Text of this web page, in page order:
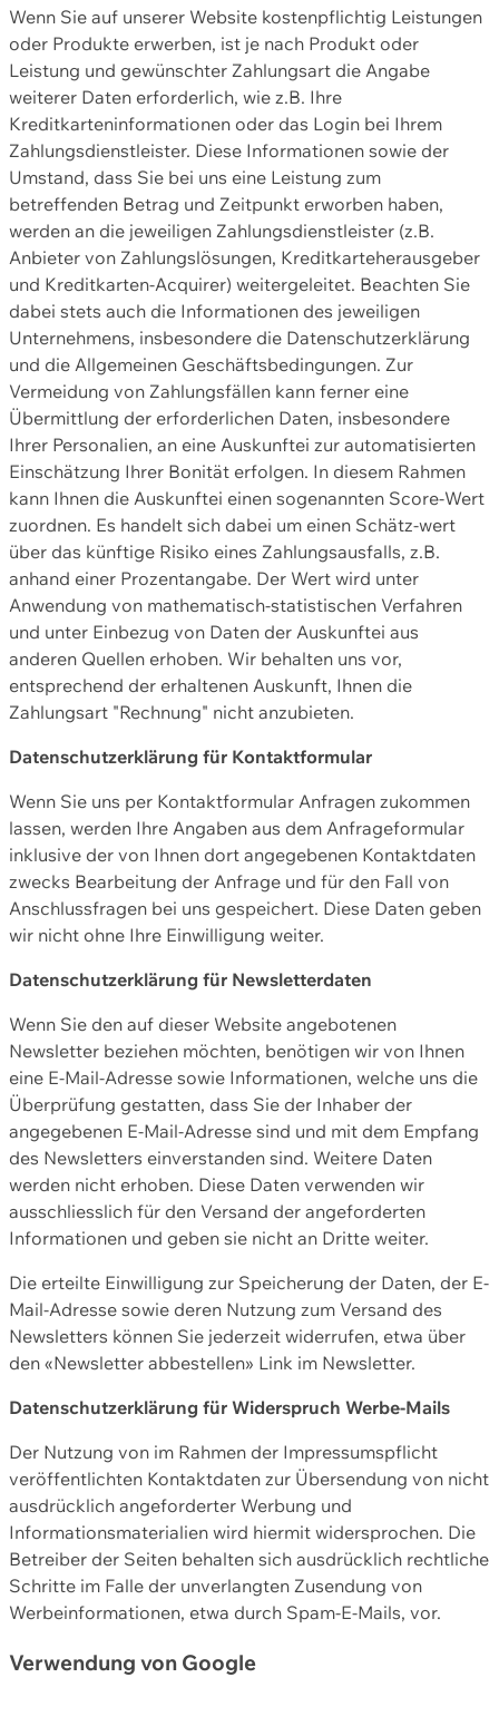
Wenn Sie auf unserer Website kostenpflichtig Leistungen
oder Produkte erwerben, ist je nach Produkt oder
Leistung und gewünschter Zahlungsart die Angabe
weiterer Daten erforderlich, wie z.B. Ihre
Kreditkarteninformationen oder das Login bei Ihrem
Zahlungsdienstleister. Diese Informationen sowie der
Umstand, dass Sie bei uns eine Leistung zum
betreffenden Betrag und Zeitpunkt erworben haben,
werden an die jeweiligen Zahlungsdienstleister (z.B.
Anbieter von Zahlungslösungen, Kreditkarteherausgeber
und Kreditkarten-Acquirer) weitergeleitet. Beachten Sie
dabei stets auch die Informationen des jeweiligen
Unternehmens, insbesondere die Datenschutzerklärung
und die Allgemeinen Geschäftsbedingungen. Zur
Vermeidung von Zahlungsfällen kann ferner eine
Übermittlung der erforderlichen Daten, insbesondere
Ihrer Personalien, an eine Auskunftei zur automatisierten
Einschätzung Ihrer Bonität erfolgen. In diesem Rahmen
kann Ihnen die Auskunftei einen sogenannten Score-Wert
zuordnen. Es handelt sich dabei um einen Schätz-wert
über das künftige Risiko eines Zahlungsausfalls, z.B.
anhand einer Prozentangabe. Der Wert wird unter
Anwendung von mathematisch-statistischen Verfahren
und unter Einbezug von Daten der Auskunftei aus
anderen Quellen erhoben. Wir behalten uns vor,
entsprechend der erhaltenen Auskunft, Ihnen die
Zahlungsart "Rechnung" nicht anzubieten.
Datenschutzerklärung für Kontaktformular
Wenn Sie uns per Kontaktformular Anfragen zukommen
lassen, werden Ihre Angaben aus dem Anfrageformular
inklusive der von Ihnen dort angegebenen Kontaktdaten
zwecks Bearbeitung der Anfrage und für den Fall von
Anschlussfragen bei uns gespeichert. Diese Daten geben
wir nicht ohne Ihre Einwilligung weiter.
Datenschutzerklärung für Newsletterdaten
Wenn Sie den auf dieser Website angebotenen
Newsletter beziehen möchten, benötigen wir von Ihnen
eine E-Mail-Adresse sowie Informationen, welche uns die
Überprüfung gestatten, dass Sie der Inhaber der
angegebenen E-Mail-Adresse sind und mit dem Empfang
des Newsletters einverstanden sind. Weitere Daten
werden nicht erhoben. Diese Daten verwenden wir
ausschliesslich für den Versand der angeforderten
Informationen und geben sie nicht an Dritte weiter.
Die erteilte Einwilligung zur Speicherung der Daten, der E-
Mail-Adresse sowie deren Nutzung zum Versand des
Newsletters können Sie jederzeit widerrufen, etwa über
den «Newsletter abbestellen» Link im Newsletter.
Datenschutzerklärung für Widerspruch Werbe-Mails
Der Nutzung von im Rahmen der Impressumspflicht
veröffentlichten Kontaktdaten zur Übersendung von nicht
ausdrücklich angeforderter Werbung und
Informationsmaterialien wird hiermit widersprochen. Die
Betreiber der Seiten behalten sich ausdrücklich rechtliche
Schritte im Falle der unverlangten Zusendung von
Werbeinformationen, etwa durch Spam-E-Mails, vor.
Verwendung von Google